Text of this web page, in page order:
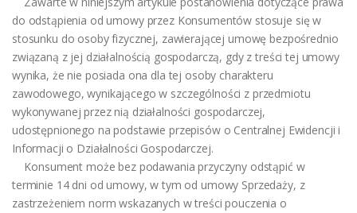
do odstąpienia od umowy przez Konsumentów stosuje się w
stosunku do osoby fizycznej, zawierającej umowę bezpośrednio
związaną z jej działalnością gospodarczą, gdy z treści tej umowy
wynika, że nie posiada ona dla tej osoby charakteru
zawodowego, wynikającego w szczególności z przedmiotu
wykonywanej przez nią działalności gospodarczej,
udostępnionego na podstawie przepisów o Centralnej Ewidencji i
Informacji o Działalności Gospodarczej.
Konsument może bez podawania przyczyny odstąpić w
terminie 14 dni od umowy, w tym od umowy Sprzedaży, z
zastrzeżeniem norm wskazanych w treści pouczenia o